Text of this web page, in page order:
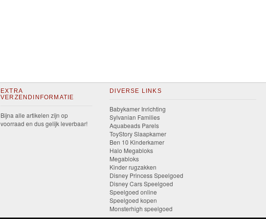
EXTRA
VERZENDINFORMATIE
Bijna alle artikelen zijn op
voorraad en dus gelijk leverbaar!
DIVERSE LINKS
Babykamer Inrichting
Sylvanian Families
Aquabeads Parels
ToyStory Slaapkamer
Ben 10 Kinderkamer
Halo Megabloks
Megabloks
Kinder rugzakken
Disney Princess Speelgoed
Disney Cars Speelgoed
Speelgoed online
Speelgoed kopen
Monsterhigh speelgoed